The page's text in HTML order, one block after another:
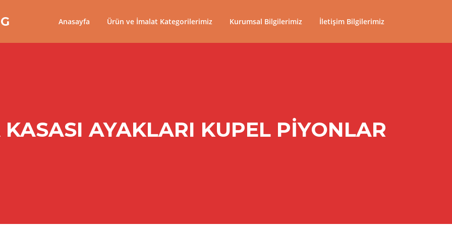
Anasayfa Ürün ve İmalat Kategorilerimiz Kurumsal Bilgilerimiz İletişim Bilgilerimiz
AYAKLARI KUPEL PIYONLAR